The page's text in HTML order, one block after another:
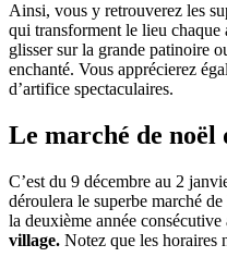
Ainsi, vous y retrouverez les
qui transforment le lieu
glisser sur la grande patinoire
enchanté. Vous apprécierez
d’artifice spectaculaires.
Le marché de noël
C’est du 9 décembre au 2
déroulera le superbe marché
la deuxième année consécutive
village. Notez que les horaires